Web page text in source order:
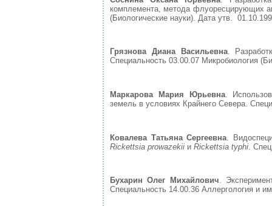
комплемента, метода флуоресцирующих
(Биологические науки). Дата утв.
Грязнова Диана Васильевна.
Специальность 03.00.07 Микробиология
Маркарова Мария Юрьевна.
земель в условиях Крайнего Севера.
Ковалева Татьяна Сергеевна .
Rickettsia prowazekii и Rickettsia typhi .
Бухарин Олег Михайлович.
Специальность 14.00.36 Аллергология и